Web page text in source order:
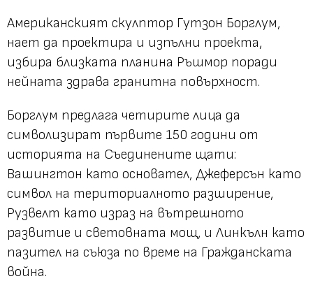
Американският скулптор Гутзон Борглум,
нает да проектира и изпълни проекта,
избира близката планина Ръшмор поради
нейната здрава гранитна повърхност.
Борглум предлага четирите лица да
символизират първите 150 години от
историята на Съединените щати:
Вашингтон като основател, Джеферсън като
символ на териториалното разширение,
Рузвелт като израз на вътрешното
развитие и световната мощ, и Линкълн като
пазител на съюза по време на Гражданската
война.